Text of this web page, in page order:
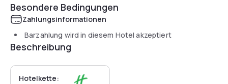
Besondere Bedingungen
Zahlungsinformationen
Barzahlung wird in diesem Hotel akzeptiert
Beschreibung
Hotelkette: